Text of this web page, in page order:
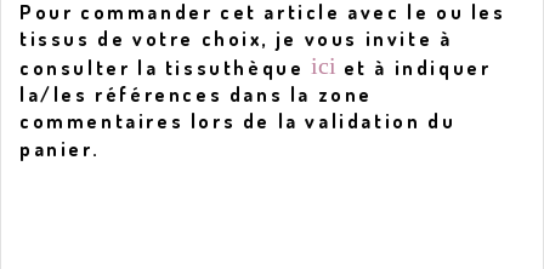
Pour commander cet article avec le ou les
tissus de votre choix, je vous invite à
consulter la tissuthèque ici et à indiquer
la/les références dans la zone
commentaires lors de la validation du
panier.